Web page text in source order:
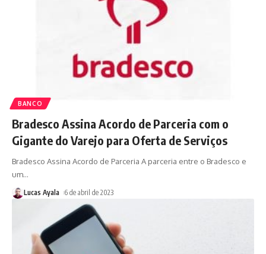
BANCO
Bradesco Assina Acordo de Parceria com o
Gigante do Varejo para Oferta de Serviços
Bradesco Assina Acordo de Parceria A parceria entre o Bradesco e
um…
Lucas Ayala 6 de abril de 2023